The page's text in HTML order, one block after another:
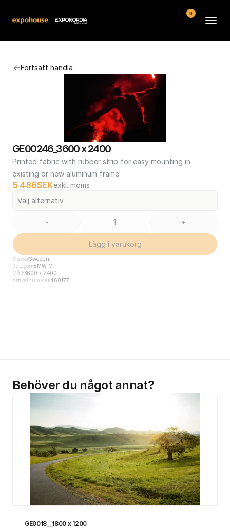
Fortsätt handla
GE00246_3600 x 2400
Printed fabric with rubber strip for easy mounting in
existing or new aluminum frame.
5 486SEKexkl. moms
Välj alternativ
- +
Lägg i varukorg
Mässa Sweden
Kategori BMW M
Mått3600 x 2400
Artikelnummer460177
Behöver du något annat?
GE0018__1800 x 1200
Kontakt
Köpvillkor
0